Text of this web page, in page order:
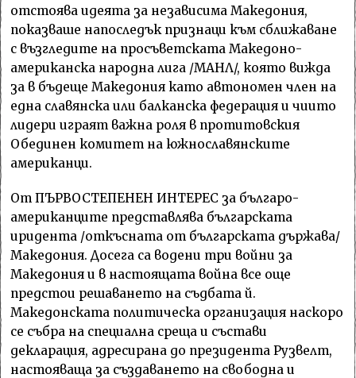
отстоява идеята за независима Македония,
показваше напоследък признаци към сближаване
с възгледите на просъветската Македоно-
американска народна лига /МАНЛ/, която вижда
за в бъдеще Македония като автономен член на
една славянска или балканска федерация и чиито
лидери играят важна роля в протитовския
Обединен комитет на южнославянските
американци.
От ПЪРВОСТЕПЕНЕН ИНТЕРЕС за българо-
американците представлява българската
иридента /откъсната от българската държава/
Македония. Досега са водени три войни за
Македония и в настоящата война все още
предстои решаването на съдбата й.
Македонската политическа организация наскоро
се събра на специална среща и състави
декларация, адресирана до президента Рузвелт,
настояваща за създаването на свободна и